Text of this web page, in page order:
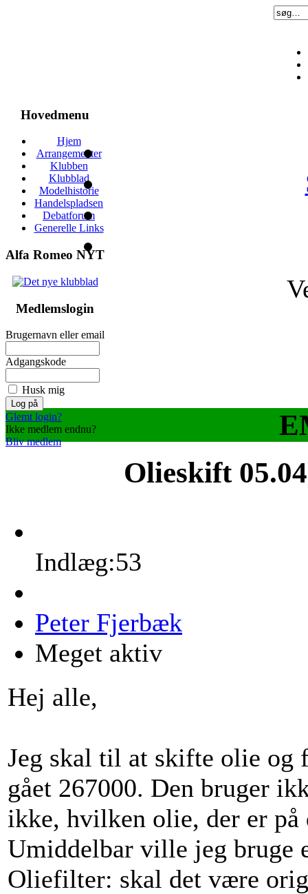
Hovedmenu
Hjem
Arrangementer
Klubben
Klubblad
Modelhistorie
Handelspladsen
Debatforum
Generelle Links
Alfa Romeo NYT
Medlemslogin
Brugernavn eller email
Adgangskode
Husk mig
Glemt login?
Ikke medlem endnu?
Bliv medlem
Olieskift
Indlæg:53
Peter Fjerbæk
Meget aktiv
Hej alle,
Jeg skal til at skifte olie og
gået 267000. Den bruger
ikke, hvilken olie, der er
Umiddelbar ville jeg bruge
Oliefilter: skal det være